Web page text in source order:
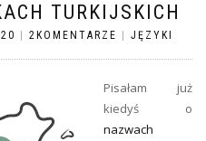
TURKIJSKICH
2KOMENTARZE JĘZYKI
Pisałam już
kiedyś o
nazwach